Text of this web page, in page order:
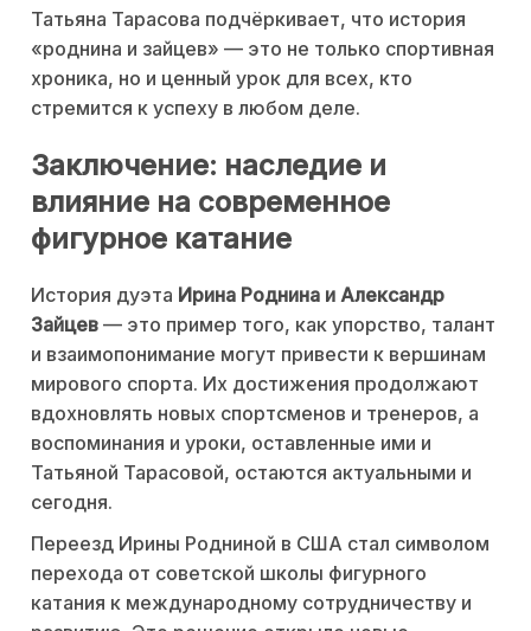
Татьяна Тарасова подчёркивает, что история
«роднина и зайцев» — это не только спортивная
хроника, но и ценный урок для всех, кто
стремится к успеху в любом деле.
Заключение: наследие и
влияние на современное
фигурное катание
История дуэта Ирина Роднина и Александр
Зайцев — это пример того, как упорство, талант
и взаимопонимание могут привести к вершинам
мирового спорта. Их достижения продолжают
вдохновлять новых спортсменов и тренеров, а
воспоминания и уроки, оставленные ими и
Татьяной Тарасовой, остаются актуальными и
сегодня.
Переезд Ирины Родниной в США стал символом
перехода от советской школы фигурного
катания к международному сотрудничеству и